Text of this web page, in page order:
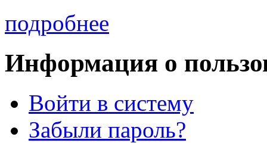
подробнее
Информация о
Войти в систему
Забыли пароль?